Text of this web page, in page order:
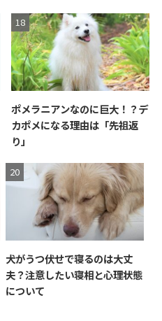
ポメラニアンなのに巨大！？デ
カポメになる理由は「先祖返
り」
犬がうつ伏せで寝るのは大丈
夫？注意したい寝相と心理状態
について